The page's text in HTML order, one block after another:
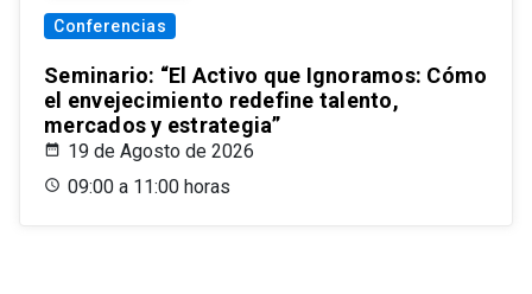
Conferencias
Seminario: “El Activo que Ignoramos: Cómo
el envejecimiento redefine talento,
mercados y estrategia”
19 de Agosto de 2026
09:00 a 11:00 horas